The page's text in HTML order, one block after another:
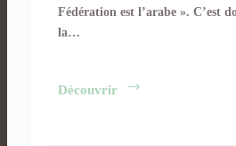
Fédération est l’arabe ». C’est
la…
Découvrir
8